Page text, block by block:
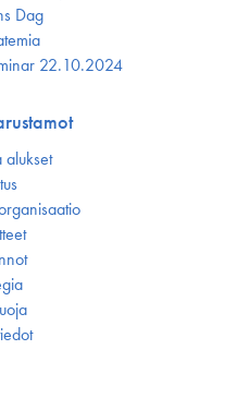
Dag
22.10.2024
alukset